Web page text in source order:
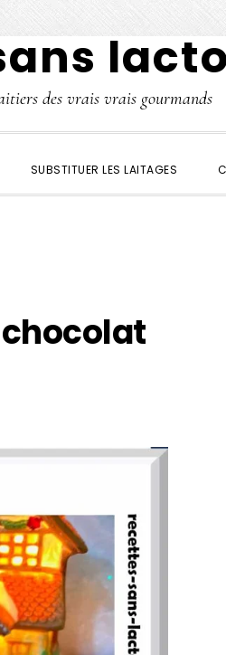
des vrais vrais gourmands
SUBSTITUER LES LAITAGES